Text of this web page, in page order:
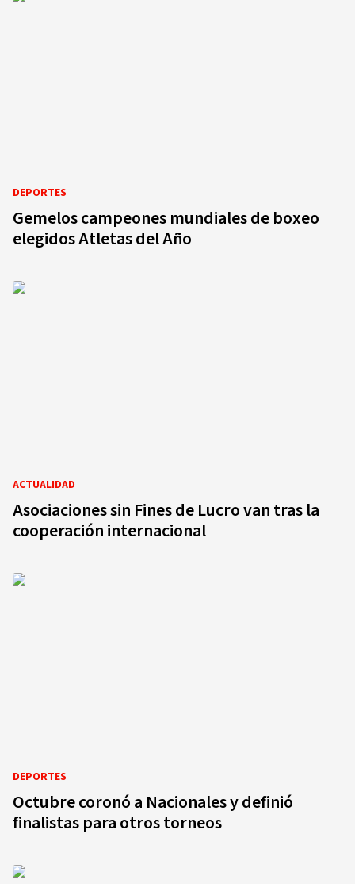
DEPORTES
Gemelos campeones mundiales de boxeo
elegidos Atletas del Año
ACTUALIDAD
Asociaciones sin Fines de Lucro van tras la
cooperación internacional
DEPORTES
Octubre coronó a Nacionales y definió
finalistas para otros torneos